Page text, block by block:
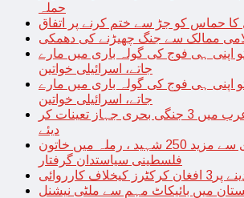
حملہ
کا حماس کو جڑ سے ختم کرنے پر اتفاق
ممالک سے جنگ چھیڑنے کی دھمکی
اپنی ہی فوج کی گولہ باری میں مارے
جاتے، اسرائیلی خواتین
اپنی ہی فوج کی گولہ باری میں مارے
جاتے، اسرائیلی خواتین
بھارت نے بحیرہ عرب میں 3 جنگی بحری جہاز تعینات کر
دیئے
غزہ پر بمباری سے مزید 250 شہید ، رملہ میں خاتون
فلسطینی سیاستدان گرفتار
کارروائی
میں بائیکاٹ مہم سے ملٹی نیشنل